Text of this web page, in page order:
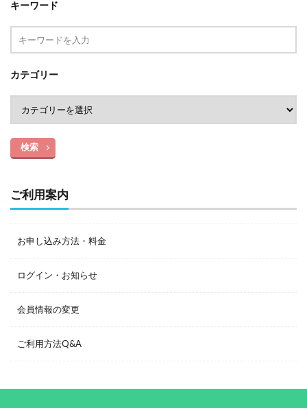
キーワード
カテゴリー
検索
ご利用案内
お申し込み方法・料金
ログイン・お知らせ
会員情報の変更
ご利用方法Q&A